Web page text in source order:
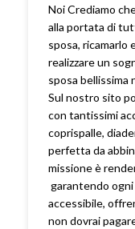
Noi Crediamo
alla portata di
sposa, ricamarlo
realizzare un
sposa bellissima
Sul nostro sito
con tantissimi
coprispalle,
perfetta da
missione è
garantendo
accessibile,
non dovrai